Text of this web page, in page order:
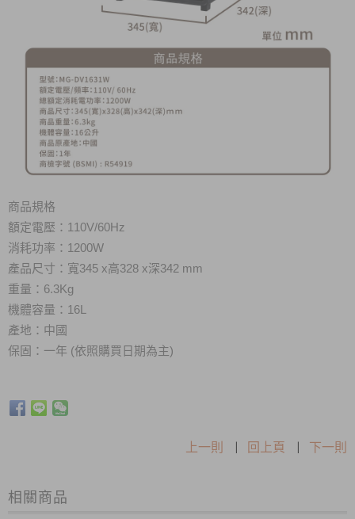
商品規格
額定電壓：110V/60Hz
消耗功率：1200W
產品尺寸：寬345 x高328 x深342 mm
重量：6.3Kg
機體容量 ：16L
產地：中國
保固：一年 (依照購買日期為主)
上一則 | 回上頁 | 下一則
相關商品